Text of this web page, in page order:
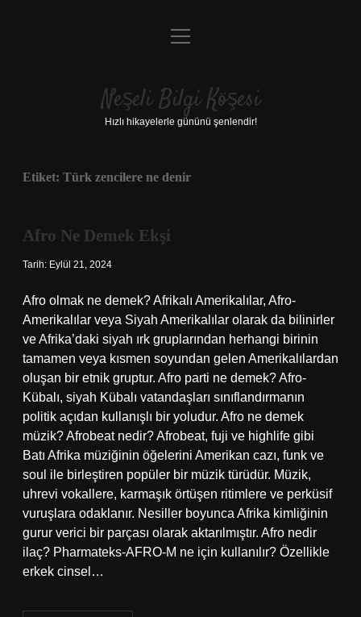
Anasayfa
Yasal Uyarı
menüyü
Neşeli Bilgi Köşesi
Hızlı hikayelerle gününü şenlendir!
Etiket: Türk zencilere ne denir
Afro Ne Demek Ekşi
Tarih: Eylül 21, 2024
Afro olmak ne demek? Afrikalı Amerikalılar, Afro-
Amerikalılar veya Siyah Amerikalılar olarak da bilinirler
ve Afrika’daki siyah ırk gruplarından herhangi birinin
tamamen veya kısmen soyundan gelen Amerikalılardan
oluşan bir etnik gruptur. Afro parti ne demek? Afro-
Kübalı, siyah Kübalı vatandaşları sınıflandırmanın
politik açıdan kullanışlı bir yoludur. Afro ne demek
müzik? Afrobeat nedir? Afrobeat, fuji ve highlife gibi
Batı Afrika müziğinin öğelerini Amerikan cazı, funk ve
soul ile birleştiren popüler bir müzik türüdür. Müzik,
uhrevi vokallere, karmaşık örtüşen ritimlere ve perküsif
vuruşlara odaklanır. Nesiller boyunca Afrika kimliğinin
gurur verici bir parçası olarak aktarılmıştır. Afro nedir
ilaç? Pharmateks-AFRO-M ne için kullanılır? Özellikle
erkek cinsel…